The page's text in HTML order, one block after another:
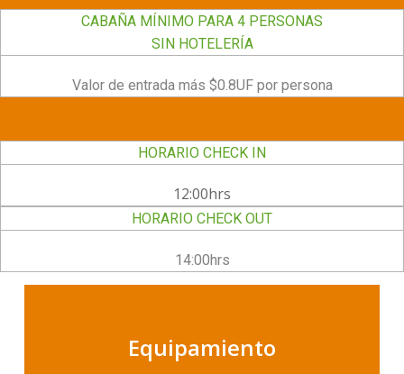
CABAÑA MÍNIMO PARA 4 PERSONAS
SIN HOTELERÍA
Valor de entrada más $0.8UF por persona
HORARIO CHECK IN
12:00hrs
HORARIO CHECK OUT
14:00hrs
Equipamiento